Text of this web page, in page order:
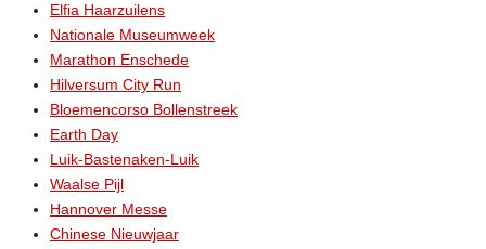
Elfia Haarzuilens
Nationale Museumweek
Marathon Enschede
Hilversum City Run
Bloemencorso Bollenstreek
Earth Day
Luik-Bastenaken-Luik
Waalse Pijl
Hannover Messe
Chinese Nieuwjaar